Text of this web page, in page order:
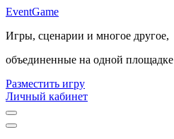
EventGame
Игры, сценарии и многое другое,
объединенные на одной площадке
Разместить игру
Личный кабинет